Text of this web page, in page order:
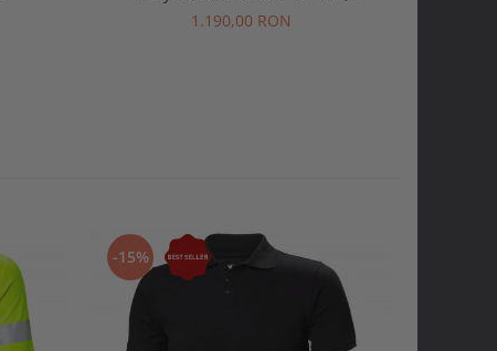
galben/negru, XL
1.190,00 RON
-15%